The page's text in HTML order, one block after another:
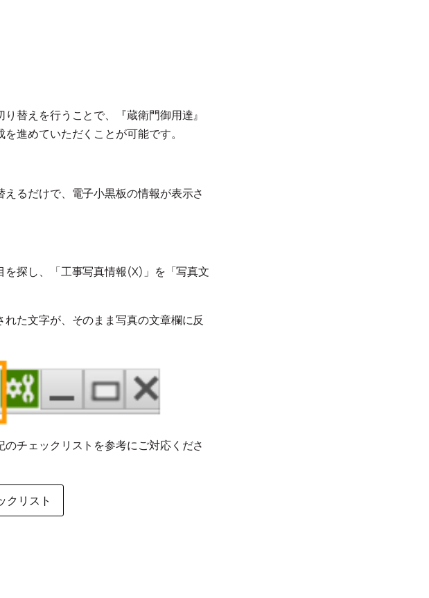
替えを行うことで、『蔵衛門御用達』
進めていただくことが可能です。
るだけで、電子小黒板の情報が表示さ
探し、「工事写真情報(X)」を「写真文
た文字が、そのまま写真の文章欄に反
チェックリストを参考にご対応くださ
クリスト